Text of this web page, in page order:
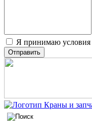
Я принимаю условия
Отправить